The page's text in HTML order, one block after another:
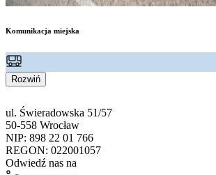
Komunikacja miejska
Rozwiń
ul. Świeradowska 51/57
50-558 Wrocław
NIP: 898 22 01 766
REGON: 022001057
Odwiedź nas na